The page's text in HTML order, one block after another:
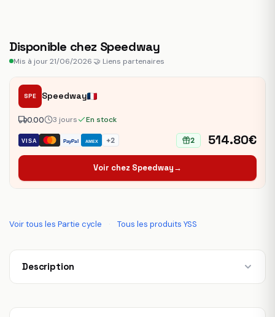
Disponible chez Speedway
Mis à jour 21/06/2026🤝 Liens partenaires
SPE Speedway
VISA PayPal AMEX +2
0.00 3 jours En stock
2 514.80€
Voir chez Speedway→
Voir tous les Partie cycle · Tous les produits YSS
Description